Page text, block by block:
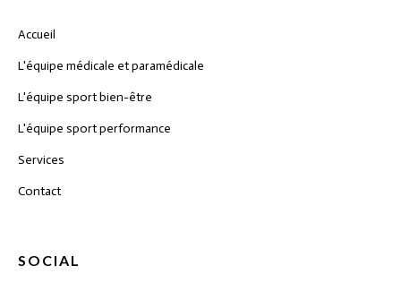
Accueil
L'équipe médicale et paramédicale
L'équipe sport bien-être
L'équipe sport performance
Services
Contact
SOCIAL